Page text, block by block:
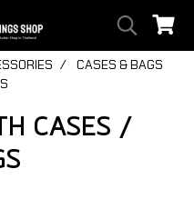
CASES & BAGS
CASES /